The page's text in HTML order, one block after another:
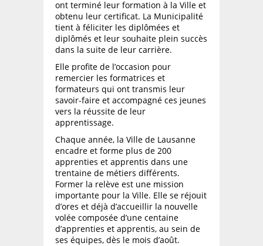
ont terminé leur formation à la Ville et
obtenu leur certificat. La Municipalité
tient à féliciter les diplômées et
diplômés et leur souhaite plein succès
dans la suite de leur carrière.
Elle profite de l’occasion pour
remercier les formatrices et
formateurs qui ont transmis leur
savoir-faire et accompagné ces jeunes
vers la réussite de leur
apprentissage.
Chaque année, la Ville de Lausanne
encadre et forme plus de 200
apprenties et apprentis dans une
trentaine de métiers différents.
Former la relève est une mission
importante pour la Ville. Elle se réjouit
d’ores et déjà d’accueillir la nouvelle
volée composée d’une centaine
d’apprenties et apprentis, au sein de
ses équipes, dès le mois d’août.